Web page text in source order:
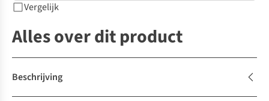
Vergelijk
Alles over dit product
Beschrijving